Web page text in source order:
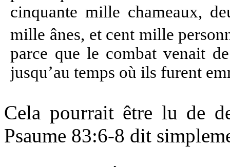
cinquante mille chameaux,
mille ânes, et cent mille
parce que le combat venait
jusqu’au temps où ils furent
Cela pourrait être lu de
Psaume 83:6-8 dit